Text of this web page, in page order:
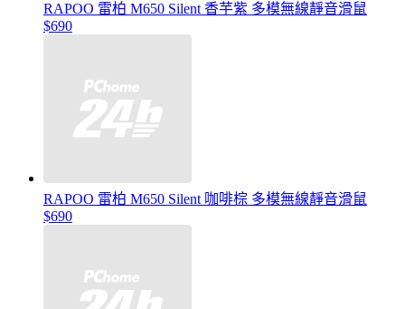
RAPOO 雷柏 M650 Silent 香芋紫 多模無線靜音滑鼠
$690
RAPOO 雷柏 M650 Silent 咖啡棕 多模無線靜音滑鼠
$690